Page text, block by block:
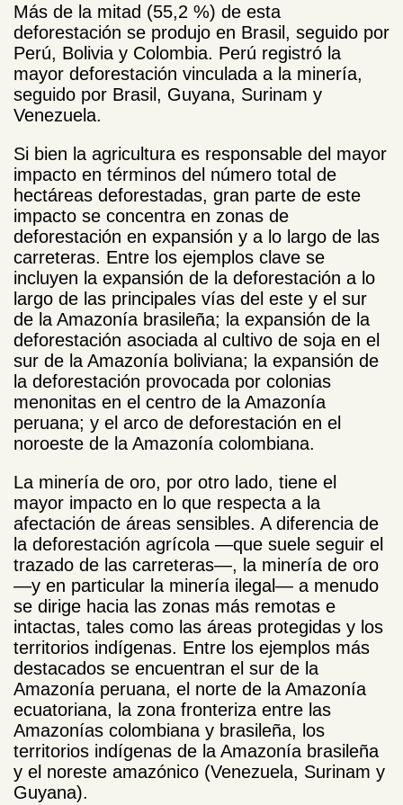
Más de la mitad (55,2 %) de esta
deforestación se produjo en Brasil, seguido por
Perú, Bolivia y Colombia. Perú registró la
mayor deforestación vinculada a la minería,
seguido por Brasil, Guyana, Surinam y
Venezuela.
Si bien la agricultura es responsable del mayor
impacto en términos del número total de
hectáreas deforestadas, gran parte de este
impacto se concentra en zonas de
deforestación en expansión y a lo largo de las
carreteras. Entre los ejemplos clave se
incluyen la expansión de la deforestación a lo
largo de las principales vías del este y el sur
de la Amazonía brasileña; la expansión de la
deforestación asociada al cultivo de soja en el
sur de la Amazonía boliviana; la expansión de
la deforestación provocada por colonias
menonitas en el centro de la Amazonía
peruana; y el arco de deforestación en el
noroeste de la Amazonía colombiana.
La minería de oro, por otro lado, tiene el
mayor impacto en lo que respecta a la
afectación de áreas sensibles. A diferencia de
la deforestación agrícola —que suele seguir el
trazado de las carreteras—, la minería de oro
—y en particular la minería ilegal— a menudo
se dirige hacia las zonas más remotas e
intactas, tales como las áreas protegidas y los
territorios indígenas. Entre los ejemplos más
destacados se encuentran el sur de la
Amazonía peruana, el norte de la Amazonía
ecuatoriana, la zona fronteriza entre las
Amazonías colombiana y brasileña, los
territorios indígenas de la Amazonía brasileña
y el noreste amazónico (Venezuela, Surinam y
Guyana).